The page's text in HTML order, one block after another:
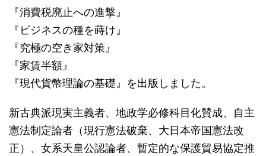
『消費税廃止への進撃』
『ビジネスの種を蒔け』
『究極の空き家対策』
『家賃半額』
『現代貨幣理論の基礎』を出版しました。
新古典派現実主義者、地政学必修科目化賛成、自主
憲法制定論者（現行憲法破棄、大日本帝国憲法改
正）、女系天皇公認論者、暫定的な保護貿易協定推